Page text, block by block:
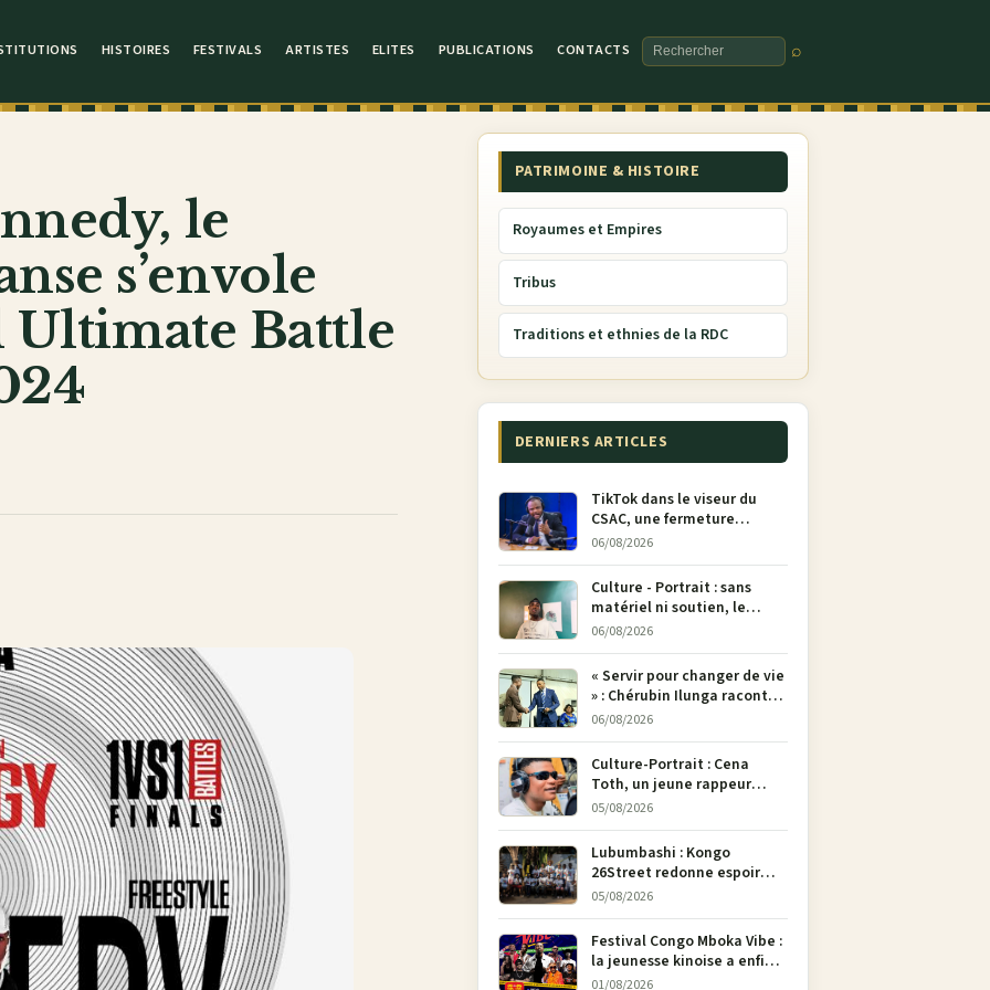
HISTOIRES FESTIVALS ARTISTES ELITES PUBLICATIONS CONTACTS
Rechercher
⌕
le
s’envole
Battle
PATRIMOINE & HISTOIRE
Royaumes et Empires
Tribus
Traditions et ethnies de la RDC
DERNIERS ARTICLES
TikTok dans le viseur du
CSAC, une fermeture
envisagée pour contrer la
propagande du M23
06/08/2026
Culture - Portrait : sans
matériel ni soutien, le
dessinateur Justin
Mulengera refuse de poser
son crayon
06/08/2026
« Servir pour changer de vie
» : Chérubin Ilunga raconte
le parcours du député
Tshimbu en 137 pages
06/08/2026
Culture-Portrait : Cena
Toth, un jeune rappeur
déterminé à faire entendre
05/08/2026
Lubumbashi : Kongo
26Street redonne espoir
aux enfants de la rue par
05/08/2026
Festival Congo Mboka Vibe :
la jeunesse kinoise a enfin
sa plateforme de culture
01/08/2026